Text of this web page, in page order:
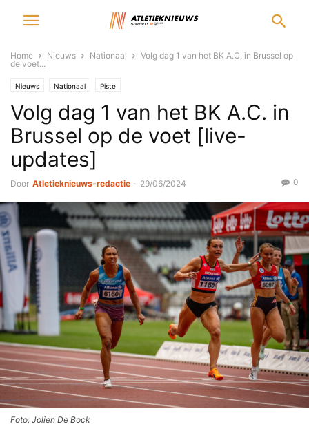
Home Nieuws Nationaal
Volg dag 1 van het BK A.C. in Brussel op
de voet...
Nieuws Nationaal Piste
Volg dag 1 van het BK A.C. in
Brussel op de voet [live-
updates]
Door Atletieknieuws-redactie - 29/06/2024 0
Foto: Jolien De Bock